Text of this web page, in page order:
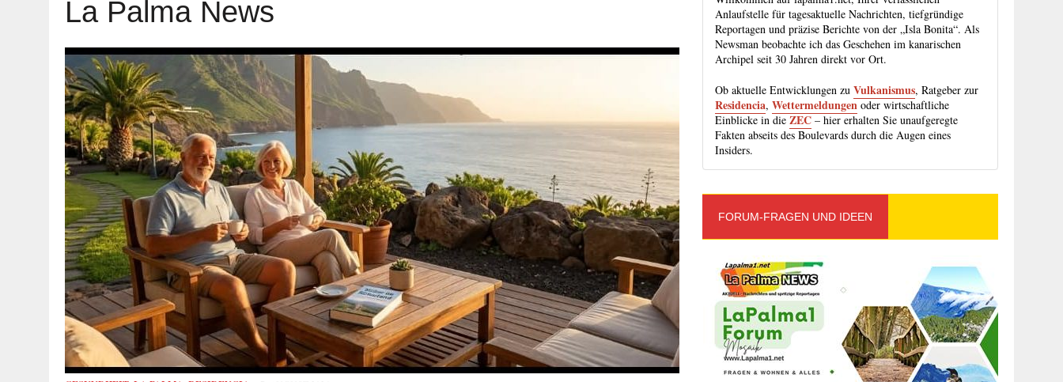
La Palma News
Anlaufstelle für tagesaktuelle Nachrichten, tiefgründige
Reportagen und präzise Berichte von der „Isla Bonita“. Als
Newsman beobachte ich das Geschehen im kanarischen
Archipel seit 30 Jahren direkt vor Ort.
Ob aktuelle Entwicklungen zuVulkanismus, Ratgeber zur
Residencia,Wettermeldungen oder wirtschaftliche
Einblicke in dieZEC – hier erhalten Sie unaufgeregte
Fakten abseits des Boulevards durch die Augen eines
Insiders.
FORUM-FRAGEN UND IDEEN